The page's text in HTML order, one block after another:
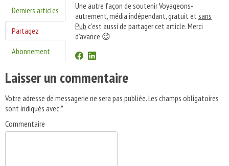
Derniers articles
Partagez
Abonnement
Une autre façon de soutenir Voyageons-
autrement, média indépendant, gratuit etsans
Pub c'est aussi de partager cet article. Merci
d'avance 😉
Laisser un commentaire
Votre adresse de messagerie ne sera pas publiée.Les champs obligatoires
sont indiqués avec*
Commentaire